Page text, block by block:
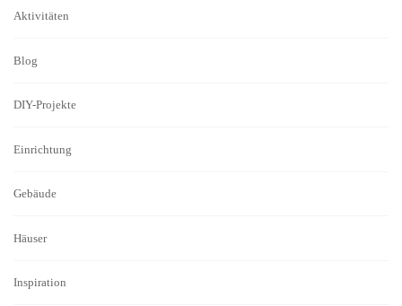
Aktivitäten
Blog
DIY-Projekte
Einrichtung
Gebäude
Häuser
Inspiration